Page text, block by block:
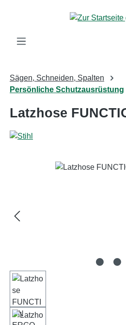
Zum Hauptinhalt springen
Sägen, Schneiden, Spalten
Persönliche Schutzausrüstung
Latzhose
Bildergalerie überspringen